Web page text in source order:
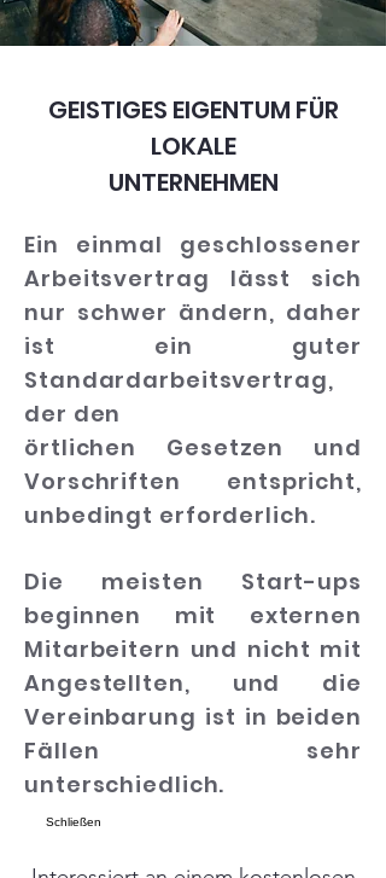
GEISTIGES EIGENTUM FÜR
LOKALE
UNTERNEHMEN
Ein einmal geschlossener
Arbeitsvertrag lässt sich
nur schwer ändern, daher
ist ein guter
Standardarbeitsvertrag,
der den
örtlichen Gesetzen und
Vorschriften entspricht,
unbedingt erforderlich.
Die meisten Start-ups
beginnen mit externen
Mitarbeitern und nicht mit
Angestellten, und die
Vereinbarung ist in beiden
Fällen sehr
unterschiedlich.
Schließen